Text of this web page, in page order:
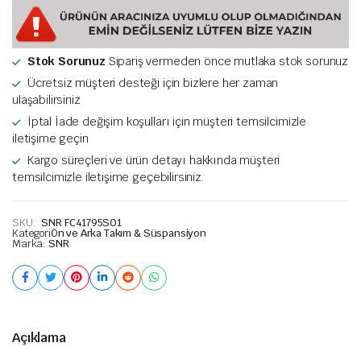
Stok Sorunuz Sipariş vermeden önce mutlaka stok sorunuz
Ücretsiz müşteri desteği için bizlere her zaman
ulaşabilirsiniz
İptal İade değişim koşulları için müşteri temsilcimizle
iletişime geçin
Kargo süreçleri ve ürün detayı hakkında müşteri
temsilcimizle iletişime geçebilirsiniz.
SKU: SNR FC41795S01
KategoriÖn ve Arka Takım & Süspansiyon
Marka: SNR
Açıklama